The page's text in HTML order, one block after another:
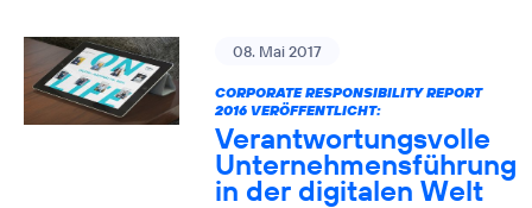
08. Mai 2017
CORPORATE RESPONSIBILITY REPORT
2016 VERÖFFENTLICHT:
Verantwortungsvolle
Unternehmensführung
in der digitalen Welt